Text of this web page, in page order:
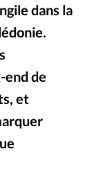
Religions
dans la
end de
et